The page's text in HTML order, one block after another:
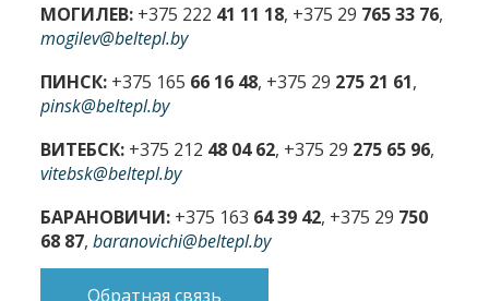
МОГИЛЕВ: +375 222 41 11 18, +375 29 765 33 76,
mogilev@beltepl.by
ПИНСК: +375 165 66 16 48, +375 29 275 21 61,
pinsk@beltepl.by
ВИТЕБСК: +375 212 48 04 62, +375 29 275 65 96,
vitebsk@beltepl.by
БАРАНОВИЧИ: +375 163 64 39 42, +375 29 750
68 87,baranovichi@beltepl.by
Обратная связь